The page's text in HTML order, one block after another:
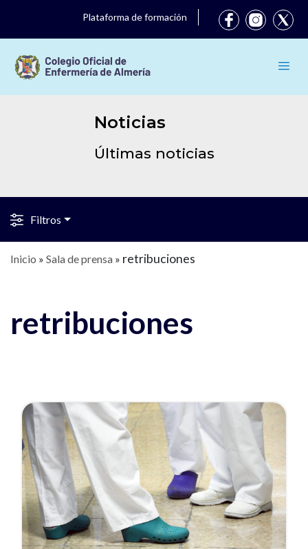
Plataforma de formación
Noticias
Últimas noticias
Filtros
Inicio » Sala de prensa » retribuciones
retribuciones
Ver noticia